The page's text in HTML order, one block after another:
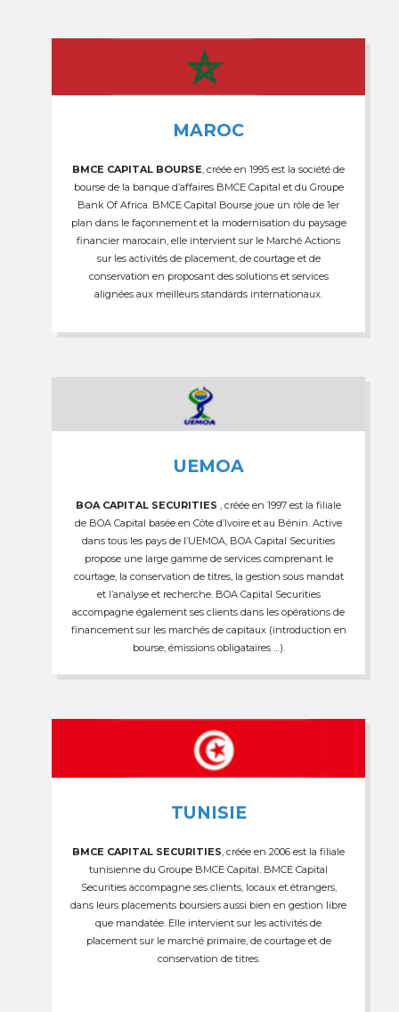
MAROC
BMCE CAPITAL BOURSE , créée en 1995 est la société de
bourse de la banque d’affaires BMCE Capital et du Groupe
Bank Of Africa. BMCE Capital Bourse joue un rôle de 1er
plan dans le façonnement et la modernisation du paysage
financier marocain, elle intervient sur le Marché Actions
sur les activités de placement, de courtage et de
conservation en proposant des solutions et services
alignées aux meilleurs standards internationaux.
UEMOA
BOA CAPITAL SECURITIES , créée en 1997 est la filiale
de BOA Capital basée en Côte d’Ivoire et au Bénin. Active
dans tous les pays de l’UEMOA, BOA Capital Securities
propose une large gamme de services comprenant le
courtage, la conservation de titres, la gestion sous mandat
et l’analyse et recherche. BOA Capital Securities
accompagne également ses clients dans les opérations de
financement sur les marchés de capitaux (introduction en
bourse, émissions obligataires …).
TUNISIE
BMCE CAPITAL SECURITIES , créée en 2006 est la filiale
tunisienne du Groupe BMCE Capital. BMCE Capital
Securities accompagne ses clients, locaux et étrangers,
dans leurs placements boursiers aussi bien en gestion libre
que mandatée. Elle intervient sur les activités de
placement sur le marché primaire, de courtage et de
conservation de titres.